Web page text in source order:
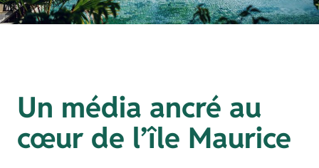
Un média ancré au
cœur de l’île Maurice